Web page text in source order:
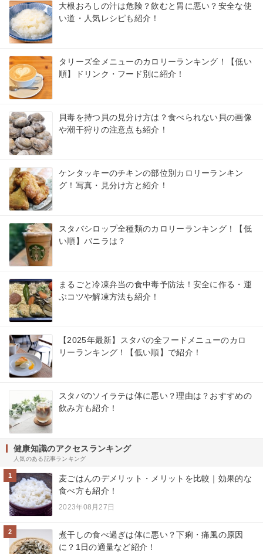
大根おろしの汁は危険？飲むと胃に悪い？安全な使
い道・人気レシピも紹介！
タリーズ全メニューのカロリーランキング！【低い
順】ドリンク・フード別に紹介！
貝毒を持つ貝の見分け方は？食べられない貝の画像
や潮干狩りの注意点も紹介！
ケンタッキーのチキンの部位別カロリーランキン
グ！写真・見分け方と紹介！
スタバシロップ全種類のカロリーランキング！【低
い順】バニラは？
まるごと冷凍弁当の食中毒予防法！安全に作る・運
ぶコツや解凍方法も紹介！
【2025年最新】スタバの全フードメニューのカロ
リーランキング！【低い順】で紹介！
スタバのソイラテは体に悪い？理由は？おすすめの
飲み方も紹介！
健康知識のアクセスランキング
人気のある記事ランキング
1
麦ごはんのデメリット・メリットを比較｜効果的な
食べ方も紹介！
2023年08月27日
2
煮干しの食べ過ぎは体に悪い？下痢・痛風の原因
に？1日の適量など紹介！